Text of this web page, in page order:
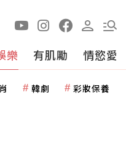
樂 有肌勵 情慾愛
韓劇 彩妝保養